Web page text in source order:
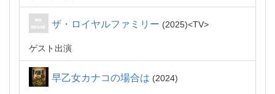
ザ・ロイヤルファミリー 2025 TV
ゲスト出演
早乙女カナコの場合は 2024